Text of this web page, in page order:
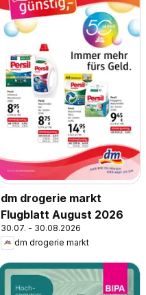
dm drogerie markt
Flugblatt August 2026
30.07. - 30.08.2026
dm drogerie markt